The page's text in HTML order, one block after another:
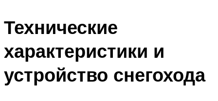
Технические
характеристики и
устройство снегохода